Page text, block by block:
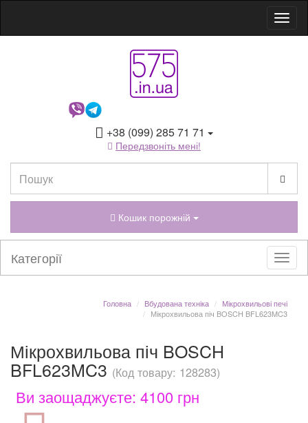
+38 (099) 285 71 71
Передзвоніть мені!
Кошик порожній
Категорії
Головна Вбудована техніка
Мікрохвильові печі
Мікрохвильова піч BOSCH BFL623MC3
Мікрохвильова піч BOSCH
BFL623MC3 (Код товару: 128283)
Ви заощаджуєте: 4100 грн